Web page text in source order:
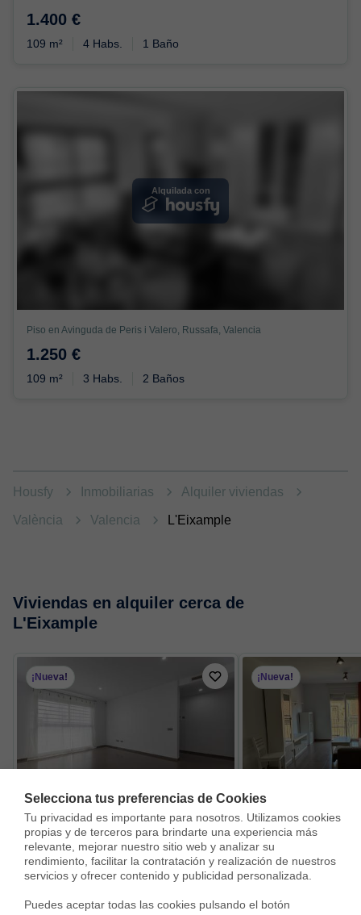
Selecciona tus preferencias de Cookies
Tu privacidad es importante para nosotros. Utilizamos cookies
propias y de terceros para brindarte una experiencia más
relevante, mejorar nuestro sitio web y analizar su
rendimiento, facilitar la contratación y realización de nuestros
servicios y ofrecer contenido y publicidad personalizada.
Puedes aceptar todas las cookies pulsando el botón
1.400 €
109 m² 4 Habs. 1 Baño
Alquilada con
Piso en Avinguda de Peris i Valero, Russafa, Valencia
1.250 €
109 m² 3 Habs. 2 Baños
Housfy Inmobiliarias Alquiler viviendas
València Valencia L'Eixample
Viviendas en alquiler cerca de
L'Eixample
¡Nueva!
Bajo en Carrer de la Unió Musical de Massamagrell, Massamagrell
850 €
66 m² 2 Habs. 1 Baño
¡Nueva!
900 €
95 m² 3 Habs.